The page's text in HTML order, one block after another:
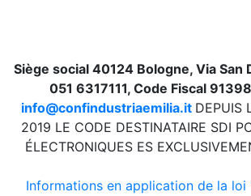
Siège social 40124 Bologne, Via San
051 6317111, Code Fiscal
info@confindustriaemilia.it DEPUIS
2019 LE CODE DESTINATAIRE SDI
ÉLECTRONIQUES ES
Informations en application de la loi